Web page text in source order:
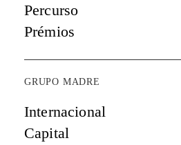
Percurso
Prémios
GRUPO MADRE
Internacional
Capital